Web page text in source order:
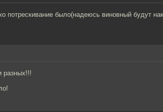
было(надеюсь виновный будут
разных!!!